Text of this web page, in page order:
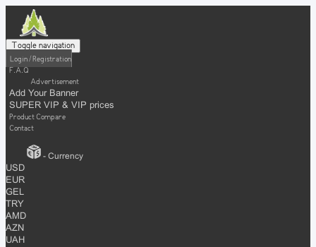
Toggle navigation
Login / Registration
F.A.Q
Advertisement
Add Your Banner
SUPER VIP & VIP prices
Product Compare
Contact
- Currency
USD
EUR
GEL
TRY
AMD
AZN
UAH